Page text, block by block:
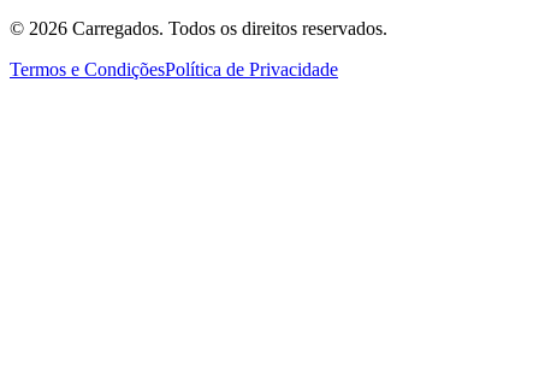
© 2026 Carregados. Todos os direitos reservados.
Termos e CondiçõesPolítica de Privacidade